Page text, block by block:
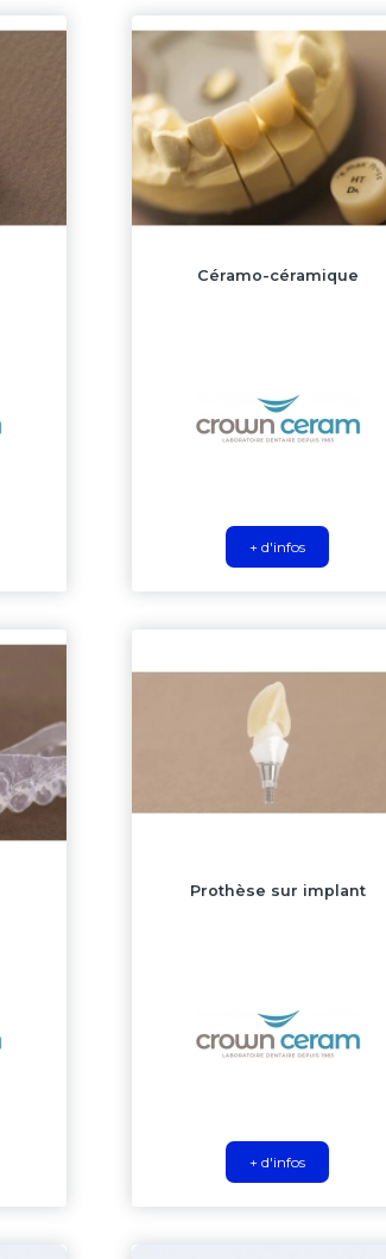
Céramo-céramique
+ d'infos
Prothèse sur implant
+ d'infos